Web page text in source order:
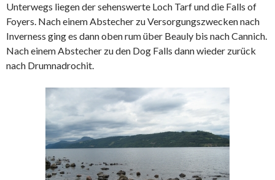
Unterwegs liegen der sehenswerte Loch Tarf und die Falls of
Foyers. Nach einem Abstecher zu Versorgungszwecken nach
Inverness ging es dann oben rum über Beauly bis nach Cannich.
Nach einem Abstecher zu den Dog Falls dann wieder zurück
nach Drumnadrochit.